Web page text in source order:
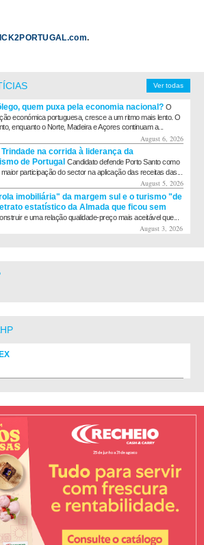
.
Ver todas
quem puxa pela economia nacional? O
económica portuguesa, cresce a um ritmo mais lento. O
enquanto o Norte, Madeira e Açores continuam a...
August 6, 2026
na corrida à liderança da
de Portugal Candidato defende Porto Santo como
maior participação do sector na aplicação das receitas das...
August 5, 2026
imobiliária" da margem sul e o turismo "de
estatístico da Almada que ficou sem
e uma relação qualidade-preço mais aceitável que...
August 3, 2026